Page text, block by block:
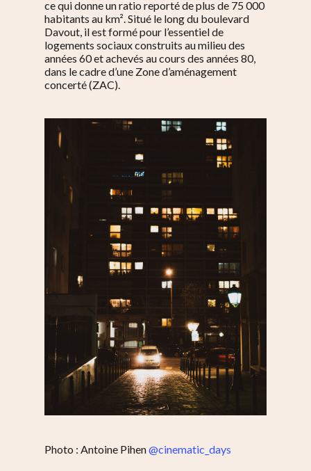
ce qui donneun ratio reporté de plus de 75 000
habitants au km². Situé le long du boulevard
Davout, il est formé pour l’essentiel de
logements sociaux construits au milieu des
années 60 et achevés au cours des années 80,
dans le cadre d’une Zone d’aménagement
concerté (ZAC).
Photo : Antoine Pihen@cinematic_days
Commerces
Histoire
Politique locale
Se régaler
Bars et cafés
Restos
Se bouger
Agenda
Culture
Enfants
Sport & bien-être
Par quartier
Jourdain
Pelleport / Saint-
Télégraphe
Père Lachaise /
Plaine Lagny
Saint-Blaise / Réunion
Nous Soutenir